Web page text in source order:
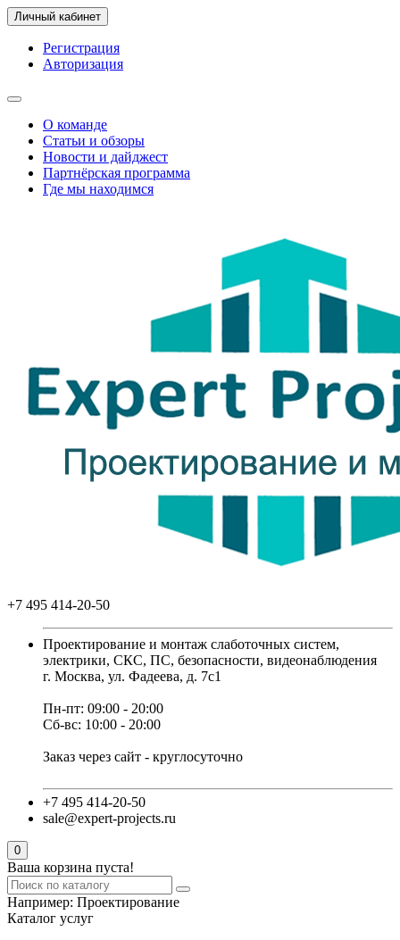
Личный кабинет
Регистрация
Авторизация
О команде
Статьи и обзоры
Новости и дайджест
Партнёрская программа
Где мы находимся
+7 495 414-20-50
Проектирование и монтаж слаботочных систем,
электрики, СКС, ПС, безопасности, видеонаблюдения
г. Москва, ул. Фадеева, д. 7с1
Пн-пт: 09:00 - 20:00
Сб-вс: 10:00 - 20:00
Заказ через сайт - круглосуточно
+7 495 414-20-50
sale@expert-projects.ru
0
Ваша корзина пуста!
Например: Проектирование
Каталог услуг